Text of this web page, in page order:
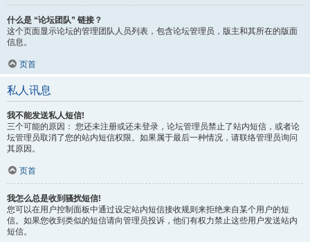
什么是 “论坛团队” 链接？
这个页面显示论坛的管理团队人员列表，包含论坛管理员，版主和其所在的版面
信息。
页首
私人讯息
我不能发送私人短信!
三个可能的原因： 您还未注册或还未登录，论坛管理员禁止了站内短信，或者论
坛管理员取消了您的站内短信权限。如果属于最后一种情况，请联络管理员询问
其原因。
页首
我怎么总是收到骚扰短信!
您可以在用户控制面板中通过设定站内短信接收规则来拒绝来自某个用户的短
信。如果您收到类似的短信请向管理员投诉，他们有权力禁止这些用户发送站内
短信。